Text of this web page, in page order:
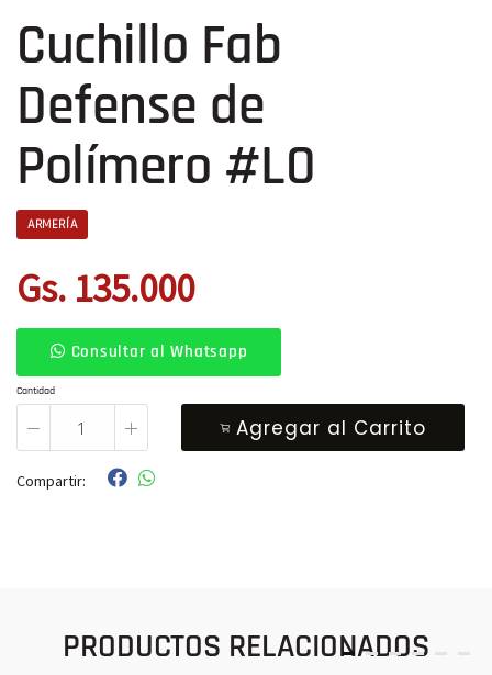
Cuchillo Fab
Defense de
Polímero #LO
ARMERÍA
Gs. 135.000
Consultar al Whatsapp
Cantidad
Agregar al Carrito
Compartir:
PRODUCTOS RELACIONADOS